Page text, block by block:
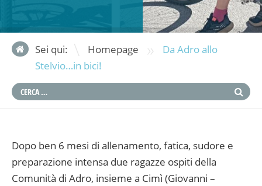
Sei qui: Homepage »
Da Adro allo
Stelvio…in bici!
Dopo ben 6 mesi di allenamento, fatica, sudore e
preparazione intensa due ragazze ospiti della
Comunità di Adro, insieme a Cimì (Giovanni –